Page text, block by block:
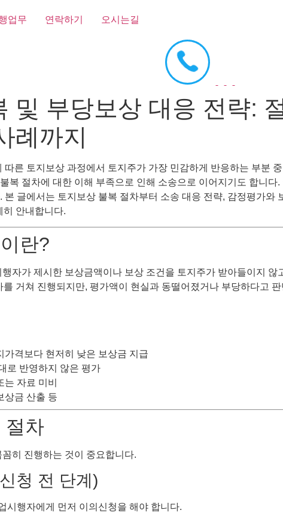
업무 연락하기 오시는길
및 부당보상 대응 전략:
례까지
따른 토지보상 과정에서 토지주가 가장 민감하게 반응하는 부분
복 절차에 대한 이해 부족으로 인해 소송으로 이어지기도 합니
글에서는 토지보상 불복 절차부터 소송 대응 전략, 감정평가와
히 안내합니다.
란?
자가 제시한 보상금액이나 보상 조건을 토지주가 받아들이지
거쳐 진행되지만, 평가액이 현실과 동떨어졌거나 부당하다고
가격보다 현저히 낮은 보상금 지급
로 반영하지 않은 평가
자료 미비
상금 산출 등
절차
히 진행하는 것이 중요합니다.
청 전 단계)
시행자에게 먼저 이의신청을 해야 합니다.